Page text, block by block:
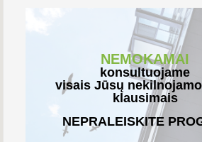
NEMOKAMAI
konsultuojame
visais Jūsų
klausimais
NEPRALEISKITE